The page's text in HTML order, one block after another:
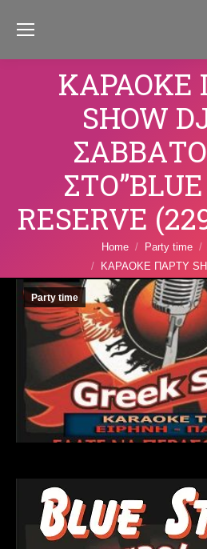
ΚΑΡΑΟΚΕ
SHOW
ΣΑΒΒΑΤΟ
ΣΤΟ”BLUE
RESERVE
Home Party time
ΚΑΡΑΟΚΕ ΠΑΡΤΥ
Party time